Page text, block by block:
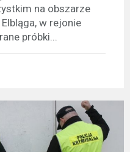
na obszarze
w rejonie
próbki...